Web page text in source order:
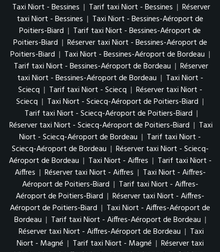
Taxi Niort - Bessines | Tarif taxi Niort - Bessines | Réserver
taxi Niort - Bessines | Taxi Niort - Bessines-Aéroport de
Poitiers-Biard | Tarif taxi Niort - Bessines-Aéroport de
Poitiers-Biard | Réserver taxi Niort - Bessines-Aéroport de
Poitiers-Biard | Taxi Niort - Bessines-Aéroport de Bordeau |
Tarif taxi Niort - Bessines-Aéroport de Bordeau | Réserver
taxi Niort - Bessines-Aéroport de Bordeau | Taxi Niort -
Sciecq | Tarif taxi Niort - Sciecq | Réserver taxi Niort -
Sciecq | Taxi Niort - Sciecq-Aéroport de Poitiers-Biard |
Tarif taxi Niort - Sciecq-Aéroport de Poitiers-Biard |
Réserver taxi Niort - Sciecq-Aéroport de Poitiers-Biard | Taxi
Niort - Sciecq-Aéroport de Bordeau | Tarif taxi Niort -
Sciecq-Aéroport de Bordeau | Réserver taxi Niort - Sciecq-
Aéroport de Bordeau | Taxi Niort - Aiffres | Tarif taxi Niort -
Aiffres | Réserver taxi Niort - Aiffres | Taxi Niort - Aiffres-
Aéroport de Poitiers-Biard | Tarif taxi Niort - Aiffres-
Aéroport de Poitiers-Biard | Réserver taxi Niort - Aiffres-
Aéroport de Poitiers-Biard | Taxi Niort - Aiffres-Aéroport de
Bordeau | Tarif taxi Niort - Aiffres-Aéroport de Bordeau |
Réserver taxi Niort - Aiffres-Aéroport de Bordeau | Taxi
Niort - Magné | Tarif taxi Niort - Magné | Réserver taxi